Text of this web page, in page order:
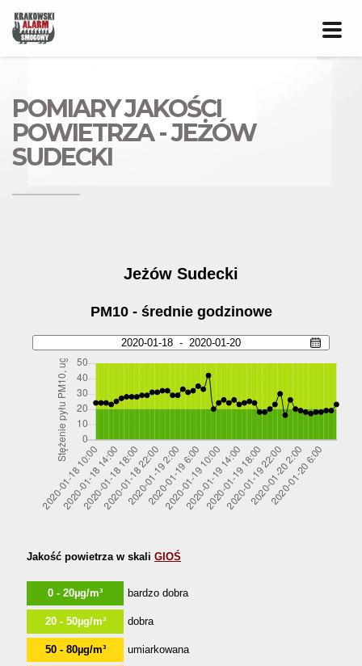
POMIARY JAKOŚCI
POWIETRZA - JEŻÓW
SUDECKI